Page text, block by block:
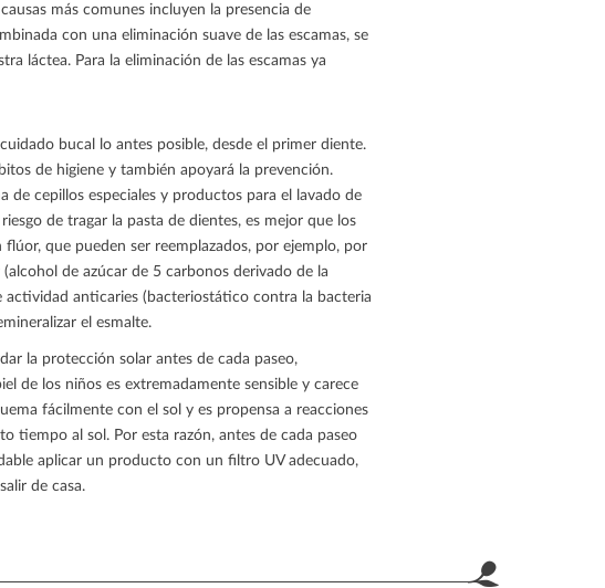
más comunes incluyen la presencia de
con una eliminación suave de las escamas, se
láctea. Para la eliminación de las escamas ya
bucal lo antes posible, desde el primer diente.
de higiene y también apoyará la prevención.
de cepillos especiales y productos para el lavado de
de tragar la pasta de dientes, es mejor que los
que pueden ser reemplazados, por ejemplo, por
de azúcar de 5 carbonos derivado de la
actividad anticaries (bacteriostático contra la bacteria
el esmalte.
la protección solar antes de cada paseo,
de los niños es extremadamente sensible y carece
fácilmente con el sol y es propensa a reacciones
tiempo al sol. Por esta razón, antes de cada paseo
aplicar un producto con un filtro UV adecuado,
de casa.